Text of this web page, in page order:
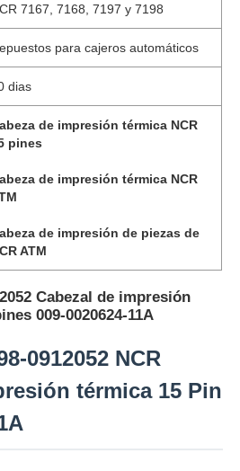
7167, 7168, 7197 y 7198
para cajeros automáticos
dias
de impresión térmica NCR
pines
de impresión térmica NCR
de impresión de piezas de
ATM
Cabezal de impresión
009-0020624-11A
0912052 NCR
térmica 15 Pin